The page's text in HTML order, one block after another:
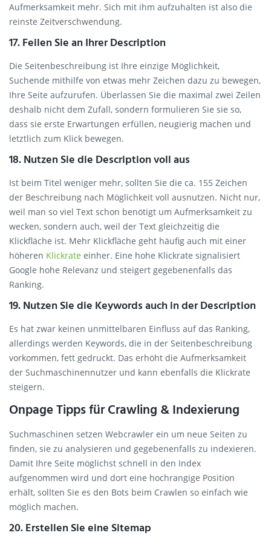
Aufmerksamkeit mehr. Sich mit ihm aufzuhalten ist also die
reinste Zeitverschwendung.
17. Feilen Sie an Ihrer Description
Die Seitenbeschreibung ist Ihre einzige Möglichkeit,
Suchende mithilfe von etwas mehr Zeichen dazu zu bewegen,
Ihre Seite aufzurufen. Überlassen Sie die maximal zwei Zeilen
deshalb nicht dem Zufall, sondern formulieren Sie sie so,
dass sie erste Erwartungen erfüllen, neugierig machen und
letztlich zum Klick bewegen.
18. Nutzen Sie die Description voll aus
Ist beim Titel weniger mehr, sollten Sie die ca. 155 Zeichen
der Beschreibung nach Möglichkeit voll ausnutzen. Nicht nur,
weil man so viel Text schon benötigt um Aufmerksamkeit zu
wecken, sondern auch, weil der Text gleichzeitig die
Klickfläche ist. Mehr Klickfläche geht häufig auch mit einer
höheren Klickrate einher. Eine hohe Klickrate signalisiert
Google hohe Relevanz und steigert gegebenenfalls das
Ranking.
19. Nutzen Sie die Keywords auch in der Description
Es hat zwar keinen unmittelbaren Einfluss auf das Ranking,
allerdings werden Keywords, die in der Seitenbeschreibung
vorkommen, fett gedruckt. Das erhöht die Aufmerksamkeit
der Suchmaschinennutzer und kann ebenfalls die Klickrate
steigern.
Onpage Tipps für Crawling & Indexierung
Suchmaschinen setzen Webcrawler ein um neue Seiten zu
finden, sie zu analysieren und gegebenenfalls zu indexieren.
Damit Ihre Seite möglichst schnell in den Index
aufgenommen wird und dort eine hochrangige Position
erhält, sollten Sie es den Bots beim Crawlen so einfach wie
möglich machen.
20. Erstellen Sie eine Sitemap